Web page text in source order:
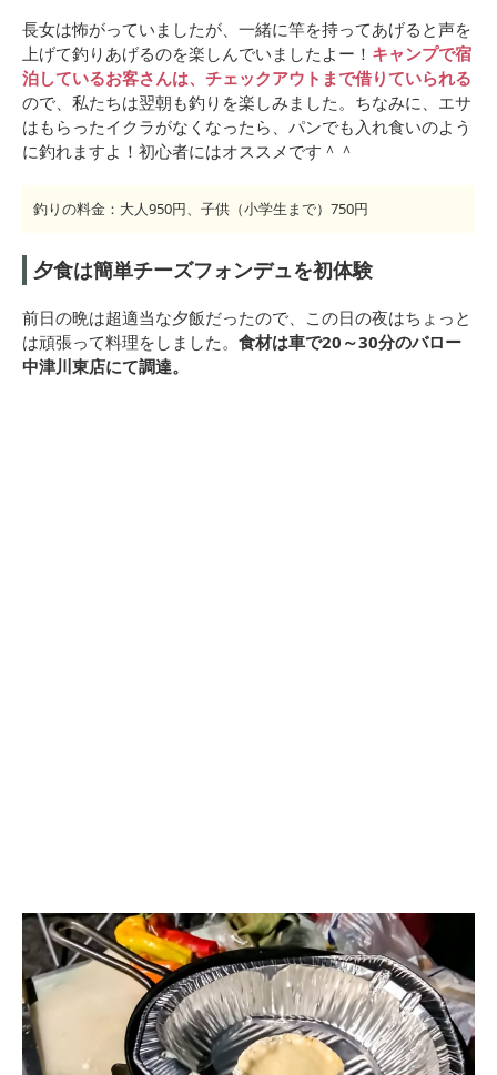
長女は怖がっていましたが、一緒に竿を持ってあげると声を
上げて釣りあげるのを楽しんでいましたよー！ キャンプで宿
泊しているお客さんは、チェックアウトまで借りていられる
ので、私たちは翌朝も釣りを楽しみました。ちなみに、エサ
はもらったイクラがなくなったら、パンでも入れ食いのよう
に釣れますよ！初心者にはオススメです＾＾
釣りの料金：大人950円、子供（小学生まで）750円
夕食は簡単チーズフォンデュを初体験
前日の晩は超適当な夕飯だったので、この日の夜はちょっと
は頑張って料理をしました。 食材は車で20～30分のバロー
中津川東店にて調達。